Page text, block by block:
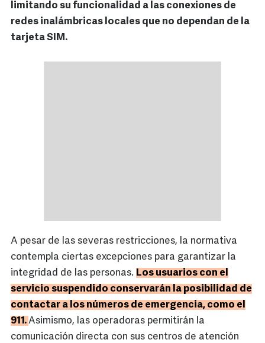
limitando su funcionalidad a las conexiones de
redes inalámbricas locales que no dependan de la
tarjeta SIM.
A pesar de las severas restricciones, la normativa
contempla ciertas excepciones para garantizar la
integridad de las personas. Los usuarios con el
servicio suspendido conservarán la posibilidad de
contactar a los números de emergencia, como el
911.Asimismo, las operadoras permitirán la
comunicación directa con sus centros de atención